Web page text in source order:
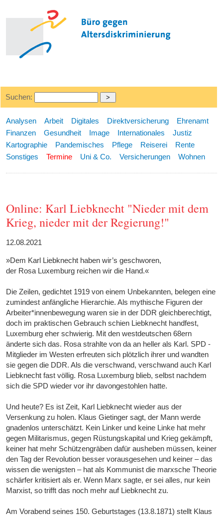
Suchen:
Analysen Arbeit Digitales Direktversicherung
Ehrenamt
Finanzen
Gesundheit Image Internationales
Justiz
Kartographie
Pandemisches Pflege Reiserei
Rente
Sonstiges
Termine Uni & Co. Versicherungen Wohnen
Online: Karl Liebknecht "Nieder mit dem
Krieg, nieder mit der Regierung!"
12.08.2021
»Dem Karl Liebknecht haben wir’s geschworen,
der Rosa Luxemburg reichen wir die Hand.«
Die Zeilen, gedichtet 1919 von einem Unbekannten, belegen eine
zumindest anfängliche Hierarchie. Als mythische Figuren der
Arbeiter*innenbewegung waren sie in der DDR gleichberechtigt,
doch im praktischen Gebrauch schien Liebknecht handfest,
Luxemburg eher schwierig. Mit den westdeutschen 68ern
änderte sich das. Rosa strahlte von da an heller als Karl. SPD ­
Mitglieder im Westen erfreuten sich plötzlich ihrer und wandten
sie gegen die DDR. Als die verschwand, verschwand auch Karl
Liebknecht fast völlig. Rosa Luxemburg blieb, selbst nachdem
sich die SPD wieder vor ihr davongestohlen hatte.
Und heute? Es ist Zeit, Karl Liebknecht wieder aus der
Versenkung zu holen. Klaus Gietinger sagt, der Mann werde
gnadenlos unterschätzt. Kein Linker und keine Linke hat mehr
gegen Militarismus, gegen Rüstungskapital und Krieg gekämpft,
keiner hat mehr Schützengräben dafür ausheben müssen, keiner
den Tag der Revolution besser vorausgesehen und keiner – das
wissen die wenigsten – hat als Kommunist die marxsche Theorie
schärfer kritisiert als er. Wenn Marx sagte, er sei alles, nur kein
Marxist, so trifft das noch mehr auf Liebknecht zu.
Am Vorabend seines 150. Geburtstages (13.8.1871) stellt Klaus